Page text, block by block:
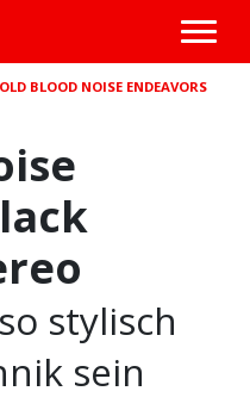
OLD BLOOD NOISE ENDEAVORS
stylisch
sein